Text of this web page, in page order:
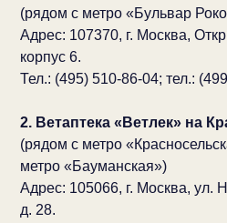
(рядом с метро «Бульвар
Адрес: 107370, г. Москва,
корпус 6.
Тел.: (495) 510-86-04; тел.:
2. Ветаптека «Ветлек» на
(рядом с метро
метро «Бауманская»)
Адрес: 105066, г. Москва, ул.
д. 28.